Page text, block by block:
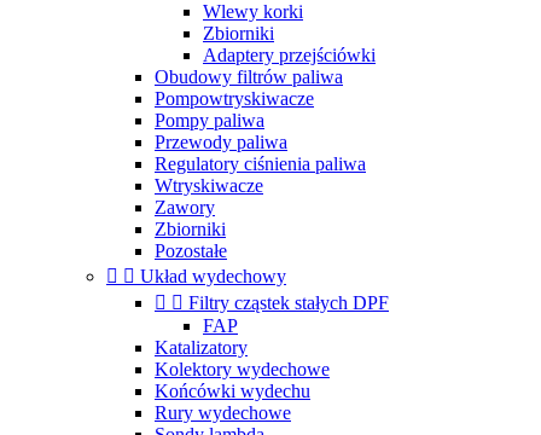
Wlewy korki
Zbiorniki
Adaptery przejściówki
Obudowy filtrów paliwa
Pompowtryskiwacze
Pompy paliwa
Przewody paliwa
Regulatory ciśnienia paliwa
Wtryskiwacze
Zawory
Zbiorniki
Pozostałe
  Układ wydechowy
  Filtry cząstek stałych DPF
FAP
Katalizatory
Kolektory wydechowe
Końcówki wydechu
Rury wydechowe